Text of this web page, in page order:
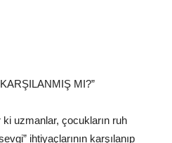
MI?”
çocukların ruh
ihtiyaçlarının karşılanıp